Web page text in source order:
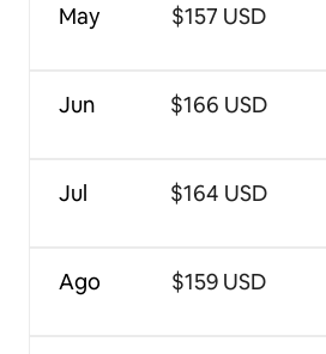
May
Jun
Jul
Ago
$157 USD
$166 USD
$164 USD
$159 USD